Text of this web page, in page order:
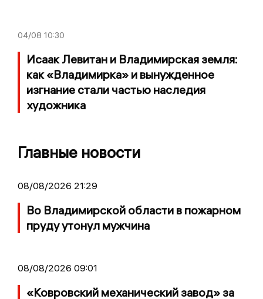
04/08 10:30
Исаак Левитан и Владимирская земля:
как «Владимирка» и вынужденное
изгнание стали частью наследия
художника
Главные новости
08/08/2026 21:29
Во Владимирской области в пожарном
пруду утонул мужчина
08/08/2026 09:01
«Ковровский механический завод» за